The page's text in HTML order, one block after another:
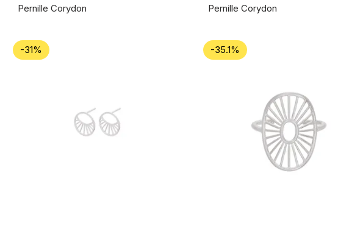
Pernille Corydon
Pernille Corydon
-31% -35.1%